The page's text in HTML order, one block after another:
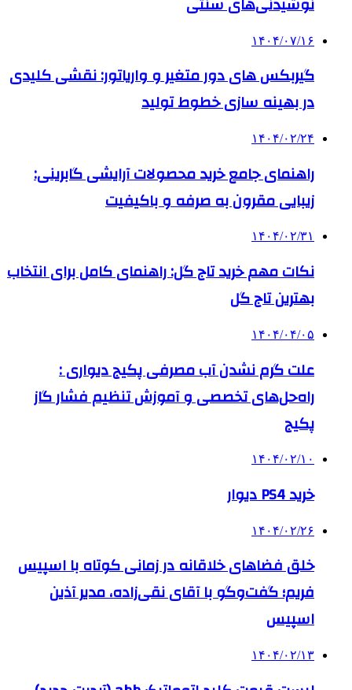
۱۴۰۴/۰۷/۱۶
گیربکس های دور متغیر و واریاتور: نقشی کلیدی
در بهینه سازی خطوط تولید
۱۴۰۴/۰۲/۲۴
راهنمای جامع خرید محصولات آرایشی گابرینی:
زیبایی مقرون به صرفه و باکیفیت
۱۴۰۴/۰۲/۳۱
نکات مهم خرید تاج گل: راهنمای کامل برای انتخاب
بهترین تاج گل
۱۴۰۴/۰۴/۰۵
علت گرم نشدن آب مصرفی پکیج دیواری :
راه‌حل‌های تخصصی و آموزش تنظیم فشار گاز
پکیج
۱۴۰۴/۰۲/۱۰
خرید PS4 دیوار
۱۴۰۴/۰۲/۲۶
خلق فضاهای خلاقانه در زمانی کوتاه با اسپیس
فریم؛ گفت‌وگو با آقای نقی‌زاده، مدیر آذین
اسپیس
۱۴۰۴/۰۲/۱۳